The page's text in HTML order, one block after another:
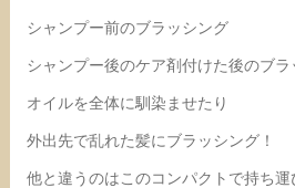
シャンプー前のブラッシング
シャンプー後のケア剤付けた後のブラ
オイルを全体に馴染ませたり
外出先で乱れた髪にブラッシング！
他と違うのはこのコンパクトで持ち運